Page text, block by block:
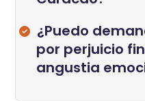
¿Puedo
por perjuicio
angustia